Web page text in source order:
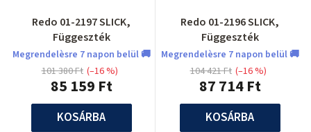
Redo 01-2197 SLICK,
Függeszték
Megrendelèsre 7 napon belül 🚚
85 159 Ft
101 380 Ft (–16 %)
KOSÁRBA
Redo 01-2196 SLICK,
Függeszték
Megrendelèsre 7 napon belül 🚚
87 714 Ft
104 421 Ft (–16 %)
KOSÁRBA